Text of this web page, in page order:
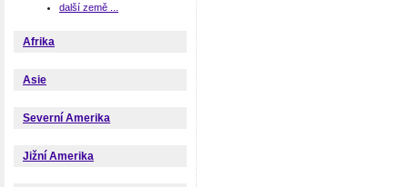
další země ...
Afrika
Asie
Severní Amerika
Jižní Amerika